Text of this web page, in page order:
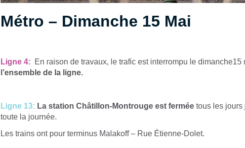
Métro – Dimanche 15 Mai
Ligne 4: En raison de travaux, le trafic est interrompu le dimanche15
l’ensemble de la ligne.
Ligne 13: La station Châtillon-Montrouge est fermée tous les jours
toute la journée.
Les trains ont pour terminus Malakoff – Rue Étienne-Dolet.